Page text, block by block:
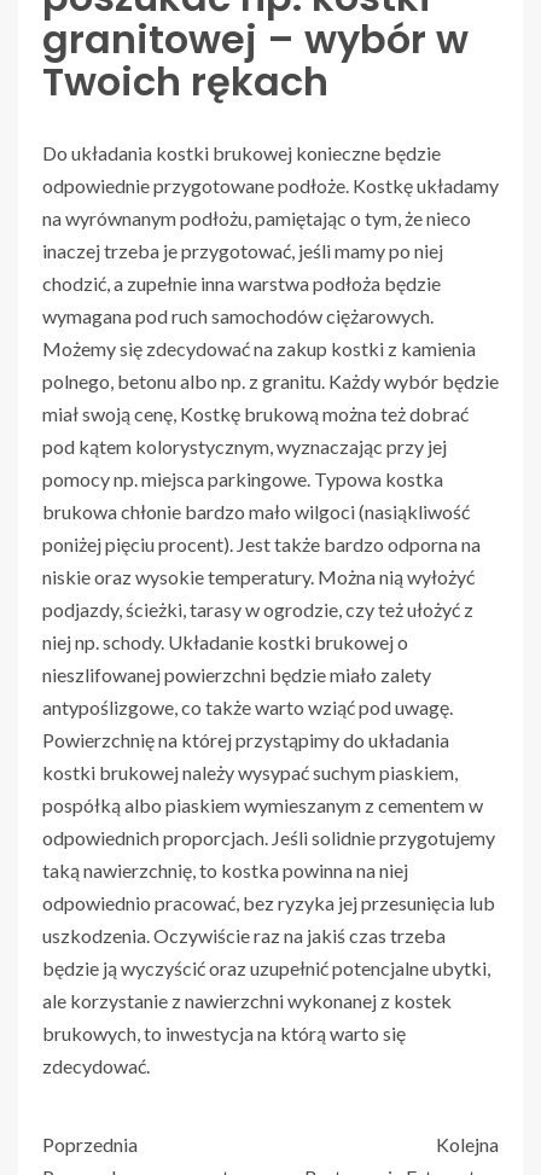
granitowej – wybór w
Twoich rękach
Do układania kostki brukowej konieczne będzie
odpowiednie przygotowane podłoże. Kostkę układamy
na wyrównanym podłożu, pamiętając o tym, że nieco
inaczej trzeba je przygotować, jeśli mamy po niej
chodzić, a zupełnie inna warstwa podłoża będzie
wymagana pod ruch samochodów ciężarowych.
Możemy się zdecydować na zakup kostki z kamienia
polnego, betonu albo np. z granitu. Każdy wybór będzie
miał swoją cenę, Kostkę brukową można też dobrać
pod kątem kolorystycznym, wyznaczając przy jej
pomocy np. miejsca parkingowe. Typowa kostka
brukowa chłonie bardzo mało wilgoci (nasiąkliwość
poniżej pięciu procent). Jest także bardzo odporna na
niskie oraz wysokie temperatury. Można nią wyłożyć
podjazdy, ścieżki, tarasy w ogrodzie, czy też ułożyć z
niej np. schody. Układanie kostki brukowej o
nieszlifowanej powierzchni będzie miało zalety
antypoślizgowe, co także warto wziąć pod uwagę.
Powierzchnię na której przystąpimy do układania
kostki brukowej należy wysypać suchym piaskiem,
pospółką albo piaskiem wymieszanym z cementem w
odpowiednich proporcjach. Jeśli solidnie przygotujemy
taką nawierzchnię, to kostka powinna na niej
odpowiednio pracować, bez ryzyka jej przesunięcia lub
uszkodzenia. Oczywiście raz na jakiś czas trzeba
będzie ją wyczyścić oraz uzupełnić potencjalne ubytki,
ale korzystanie z nawierzchni wykonanej z kostek
brukowych, to inwestycja na którą warto się
zdecydować.
Poprzednia
Kolejna